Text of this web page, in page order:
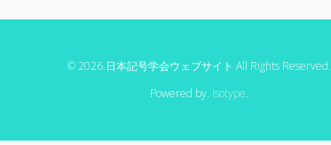
© 2026.日本記号学会ウェブサイト All Rights Reserved.
Powered by. isotype.